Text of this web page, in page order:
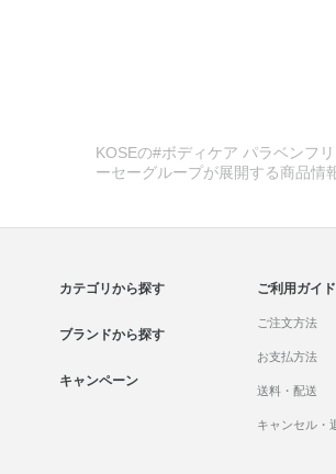
KOSEの#ボディケア パラベンフ
ーセーグループが展開する商品情
カテゴリから探す
ブランドから探す
キャンペーン
ご利用ガイド
ご注文方法
お支払方法
送料・配送
キャンセル・